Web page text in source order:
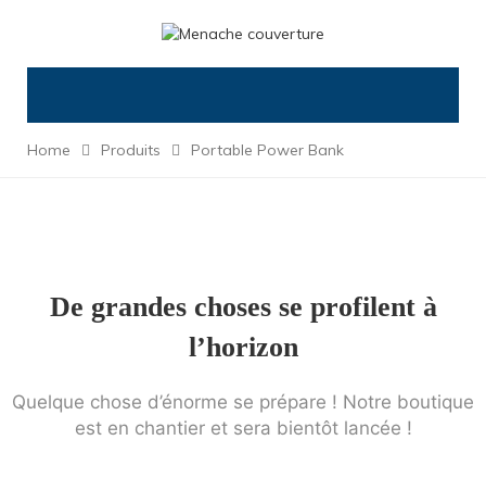
Home Produits Portable Power Bank
De grandes choses se profilent à
l’horizon
Quelque chose d’énorme se prépare ! Notre boutique
est en chantier et sera bientôt lancée !